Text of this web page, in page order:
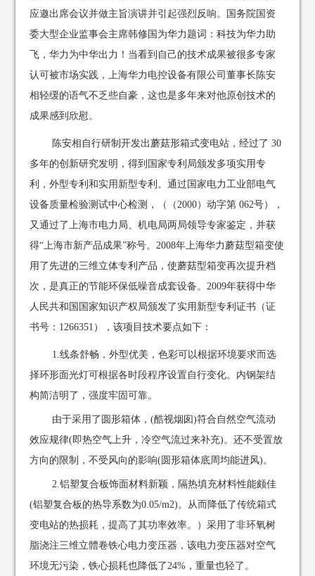
应邀出席会议并做主旨演讲并引起强烈反响。国务院国资
委大型企业监事会主席韩修国为华力题词：科技为华力助
飞，华力为中华出力！当看到自己的技术成果被很多专家
认可被市场实践，上海华力电控设备有限公司董事长陈安
相轻缓的语气不乏些自豪，这也是多年来对他原创技术的
成果感到欣慰。
陈安相自行研制开发出蘑菇形箱式变电站，经过了 30
多年的创新研究发明，得到国家专利局颁发多项实用专
利，外型专利和实用新型专利。通过国家电力工业部电气
设备质量检验测试中心检测，（（2000）动字第 062号），
又通过了上海市电力局、机电局两局领导专家鉴定，并获
得“上海市新产品成果”称号。2008年上海华力蘑菇型箱变使
用了先进的三维立体专利产品，使蘑菇型箱变再次提升档
次，是真正的节能环保低噪音成套设备。2009年获得中华
人民共和国国家知识产权局颁发了实用新型专利证书（证
书号：1266351），该项目技术要点如下：
1.线条舒畅，外型优美，色彩可以根据环境要求而选
择环形面光灯可根据各时段程序设置自行变化。内钢架结
构简洁明了，强度牢固可靠。
由于采用了圆形箱体，(酷视烟囱)符合自然空气流动
效应规律(即热空气上升，冷空气流过来补充)。还不受置放
方向的限制，不受风向的影响(圆形箱体底周均能进风)。
2.铝塑复合板饰面材料新颖，隔热填充材料性能颇佳
(铝塑复合板的热导系数为0.05/m2)。从而降低了传统箱式
变电站的热损耗，提高了其功率效率。）采用了非环氧树
脂浇注三维立體卷铁心电力变压器，该电力变压器对空气
环境无污染，铁心损耗也降低了24%，重量也轻了。